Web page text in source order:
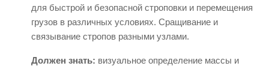
для быстрой и безопасной строповки и перемещения
грузов в различных условиях. Сращивание и
связывание стропов разными узлами.
Должен знать: визуальное определение массы и